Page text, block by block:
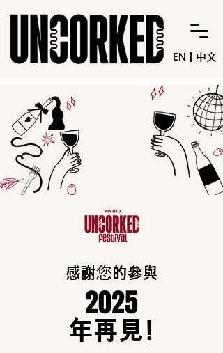
EN | 中文
感謝您的參與
2025
年再見!